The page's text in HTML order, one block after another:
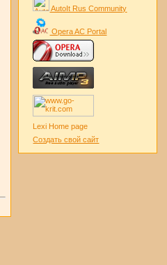
AutoIt Rus Community
Opera AC Portal
Lexi Home page
Создать свой сайт